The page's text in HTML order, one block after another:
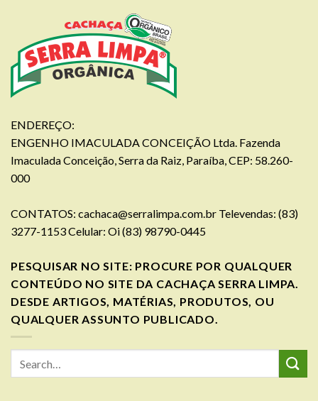
ENDEREÇO:
ENGENHO IMACULADA CONCEIÇÃO Ltda. Fazenda
Imaculada Conceição, Serra da Raiz, Paraíba, CEP: 58.260-
000
CONTATOS: cachaca@serralimpa.com.br Televendas: (83)
3277-1153 Celular: Oi (83) 98790-0445
PESQUISAR NO SITE: PROCURE POR QUALQUER
CONTEÚDO NO SITE DA CACHAÇA SERRA LIMPA.
DESDE ARTIGOS, MATÉRIAS, PRODUTOS, OU
QUALQUER ASSUNTO PUBLICADO.